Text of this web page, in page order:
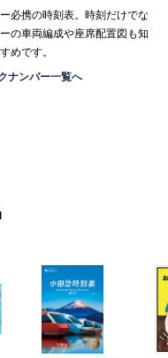
必携の時刻表。時刻だけでな
の車両編成や座席配置図も知
めです。
ナンバー一覧へ